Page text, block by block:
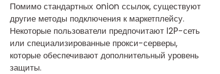
Помимо стандартных onion ссылок, существуют
другие методы подключения к маркетплейсу.
Некоторые пользователи предпочитают I2P-сеть
или специализированные прокси-серверы,
которые обеспечивают дополнительный уровень
защиты.